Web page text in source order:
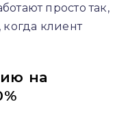
просто так,
клиент
на